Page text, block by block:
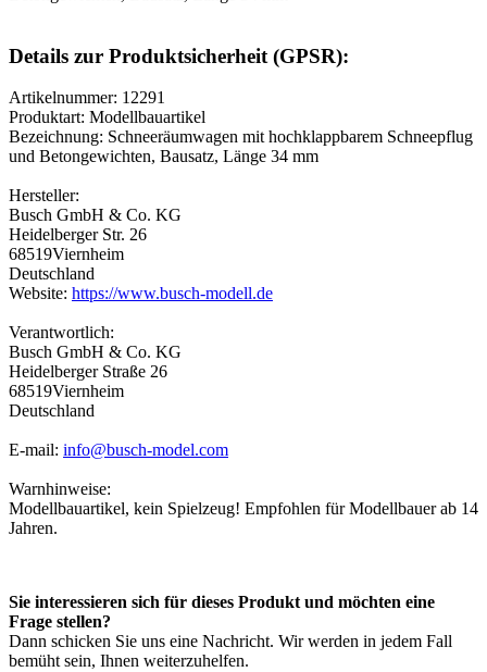
Details zur Produktsicherheit (GPSR):
Artikelnummer: 12291
Produktart: Modellbauartikel
Bezeichnung: Schneeräumwagen mit hochklappbarem Schneepflug
und Betongewichten, Bausatz, Länge 34 mm
Hersteller:
Busch GmbH & Co. KG
Heidelberger Str. 26
68519Viernheim
Deutschland
Website: https://www.busch-modell.de
Verantwortlich:
Busch GmbH & Co. KG
Heidelberger Straße 26
68519Viernheim
Deutschland
E-mail: info@busch-model.com
Warnhinweise:
Modellbauartikel, kein Spielzeug! Empfohlen für Modellbauer ab 14
Jahren.
Sie interessieren sich für dieses Produkt und möchten eine
Frage stellen?
Dann schicken Sie uns eine Nachricht. Wir werden in jedem Fall
bemüht sein, Ihnen weiterzuhelfen.